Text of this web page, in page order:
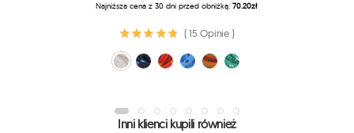
Najniższa cena z 30 dni przed obniżką:70.20zł
( 15 Opinie )
biały (fix/biały)
czarny (fix/czarny)
czerwono-żółty (fix/czerw)
niebieski (fix/nieb)
pomarańczowy (fix/pom)
zielony (fix/zielony)
Inni klienci kupili również